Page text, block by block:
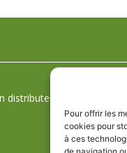
Pour offrir les
cookies pour
à ces
distributeur